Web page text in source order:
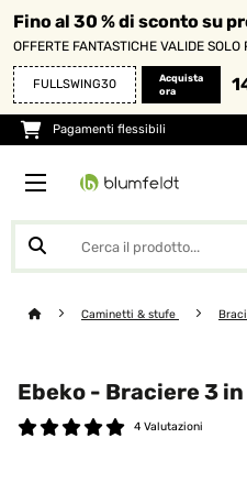
Fino al 30 % di sconto su
OFFERTE FANTASTICHE VALIDE SOLO
FULLSWING30
Acquista
ora
Pagamenti flessibili
Caminetti & stufe
Ebeko - Braciere 3 in
4 Valutazioni